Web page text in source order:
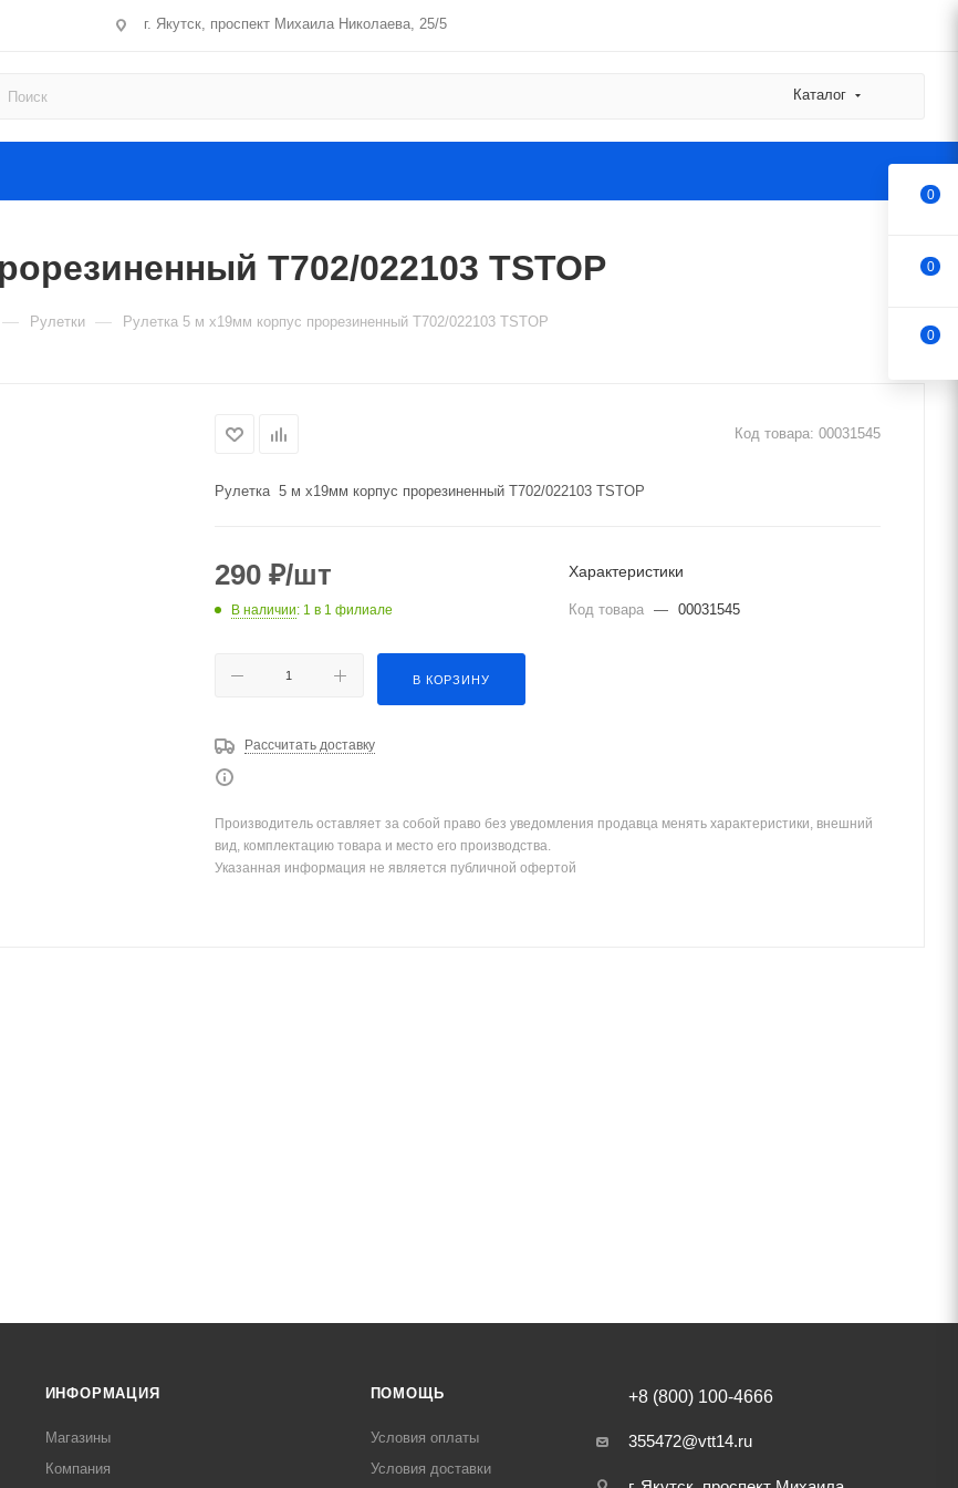
г. Якутск, проспект Михаила Николаева, 25/5
Каталог
T702/022103 TSTOP
— Рулетки — Рулетка 5 м х19мм корпус прорезиненный T702/022103 TSTOP
Код товара: 00031545
Рулетка 5 м х19мм корпус прорезиненный T702/022103 TSTOP
290 ₽/шт
В наличии: 1 в 1 филиале
В КОРЗИНУ
Рассчитать доставку
Характеристики
Код товара — 00031545
Производитель оставляет за собой право без уведомления продавца менять характеристики, внешний
вид, комплектацию товара и место его производства.
Указанная информация не является публичной офертой
ИНФОРМАЦИЯ
Магазины
Компания
ПОМОЩЬ
Условия оплаты
Условия доставки
+8 (800) 100-4666
355472@vtt14.ru
0
0
0